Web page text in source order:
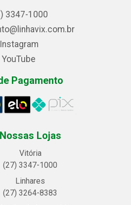
3347-1000
Instagram
YouTube
Pagamento
Nossas Lojas
Vitória
(27) 3347-1000
Linhares
(27) 3264-8383